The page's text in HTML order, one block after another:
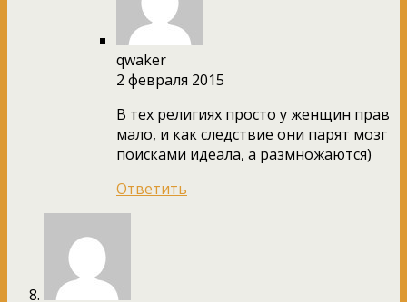
qwaker
2 февраля 2015
В тех религиях просто у женщин прав
мало, и как следствие они парят мозг
поисками идеала, а размножаются)
Ответить